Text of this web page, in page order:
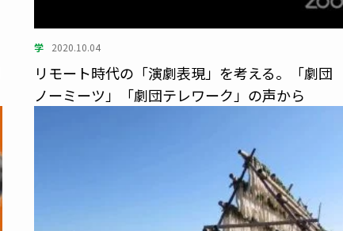
学 2020.10.04
リモート時代の「演劇表現」を考える。「劇団
ノーミーツ」「劇団テレワーク」の声から